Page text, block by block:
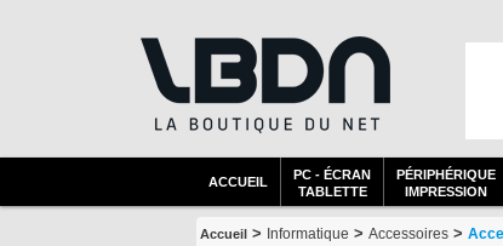
ACCUEIL
PC - ÉCRAN
TABLETTE
PÉRIPHÉRIQUE
IMPRESSION
Accueil > Informatique > Accessoires >